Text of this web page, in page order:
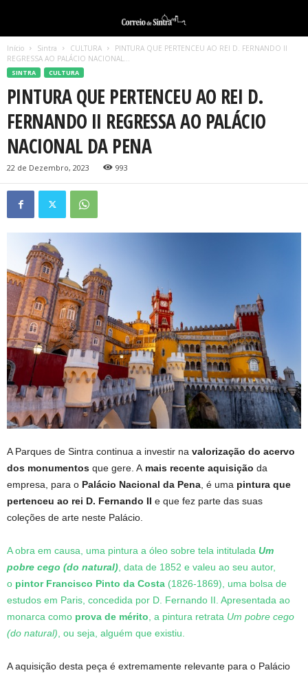
Início Sintra CULTURA
PINTURA QUE PERTENCEU AO REI D. FERNANDO II
REGRESSA AO PALÁCIO NACIONAL...
SINTRA CULTURA
PINTURA QUE PERTENCEU AO REI D.
FERNANDO II REGRESSA AO PALÁCIO
NACIONAL DA PENA
22 de Dezembro, 2023 993
A Parques de Sintra continua a investir na valorização do acervo
dos monumentos que gere. A mais recente aquisição da
empresa, para o Palácio Nacional da Pena , é uma pintura que
pertenceu ao rei D. Fernando II e que fez parte das suas
coleções de arte neste Palácio.
A obra em causa, uma pintura a óleo sobre tela intitulada Um
pobre cego (do natural) , data de 1852 e valeu ao seu autor,
o pintor Francisco Pinto da Costa (1826-1869), uma bolsa de
estudos em Paris, concedida por D. Fernando II. Apresentada ao
monarca como prova de mérito , a pintura retrata Um pobre cego
(do natural) , ou seja, alguém que existiu.
A aquisição desta peça é extremamente relevante para o Palácio